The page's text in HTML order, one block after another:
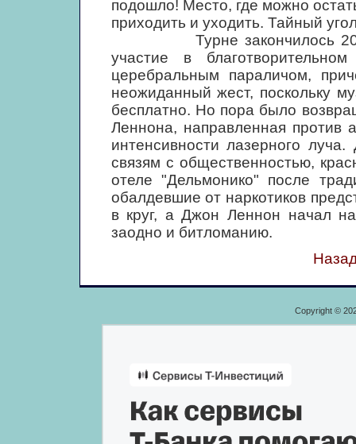
подошло! Место, где можно
приходить и уходить. Тайный
Турне закончилось 20
участие в
церебральным параличом,
неожиданный жест, поскольку
бесплатно. Но пора было
Леннона, направленная против
интенсивности лазерного
связям с общественностью,
отеле "Дельмонико" после
обалдевшие от наркотиков
в круг, а Джон Леннон начал
заодно и битломанию.
Copyright ©